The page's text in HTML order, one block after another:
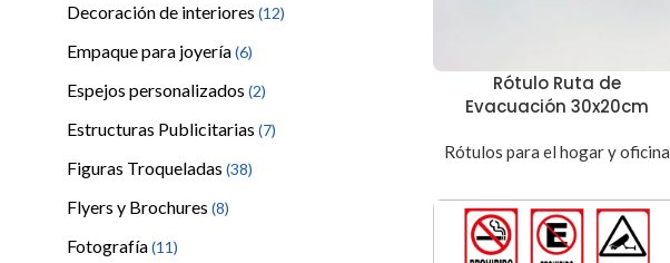
Decoración de interiores (12)
Empaque para joyería(6)
Espejos personalizados (2)
Estructuras Publicitarias (7)
Figuras Troqueladas (38)
Flyers y Brochures (8)
Fotografía(11)
Rótulo Ruta de
Evacuación 30x20cm
Rótulos para el hogar y oficina